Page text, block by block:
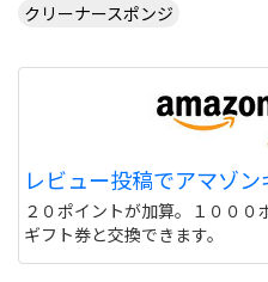
クリーナースポンジ
レビュー投稿でアマゾン
２０ポイントが加算。１００
ギフト券と交換できます。